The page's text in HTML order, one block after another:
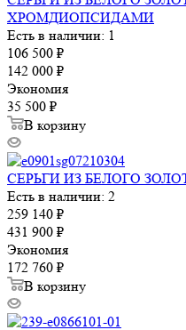
ХРОМДИОПСИДАМИ
Есть в наличии: 1
106 500 ₽
142 000 ₽
Экономия
35 500 ₽
В корзину
СЕРЬГИ ИЗ БЕЛОГО
Есть в наличии: 2
259 140 ₽
431 900 ₽
Экономия
172 760 ₽
В корзину